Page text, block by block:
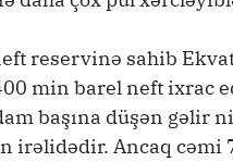
reservinə sahib
min barel neft ixrac
başına düşən gəlir
irəlidədir. Ancaq